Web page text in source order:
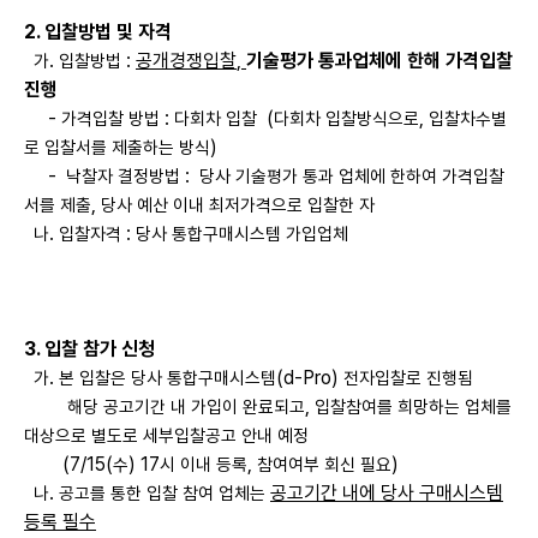
2. 입찰방법 및 자격
가. 입찰방법 : 공개경쟁입찰, 기술평가 통과업체에 한해 가격입찰
진행
- 가격입찰 방법 : 다회차 입찰 (다회차 입찰방식으로, 입찰차수별
로 입찰서를 제출하는 방식)
- 낙찰자 결정방법 : 당사 기술평가 통과 업체에 한하여 가격입찰
서를 제출, 당사 예산 이내 최저가격으로 입찰한 자
나. 입찰자격 : 당사 통합구매시스템 가입업체
3. 입찰 참가 신청
가. 본 입찰은 당사 통합구매시스템(d-Pro) 전자입찰로 진행됨
해당 공고기간 내 가입이 완료되고, 입찰참여를 희망하는 업체를
대상으로 별도로 세부입찰공고 안내 예정
(7/15(수) 17시 이내 등록, 참여여부 회신 필요)
나. 공고를 통한 입찰 참여 업체는 공고기간 내에 당사 구매시스템
등록 필수